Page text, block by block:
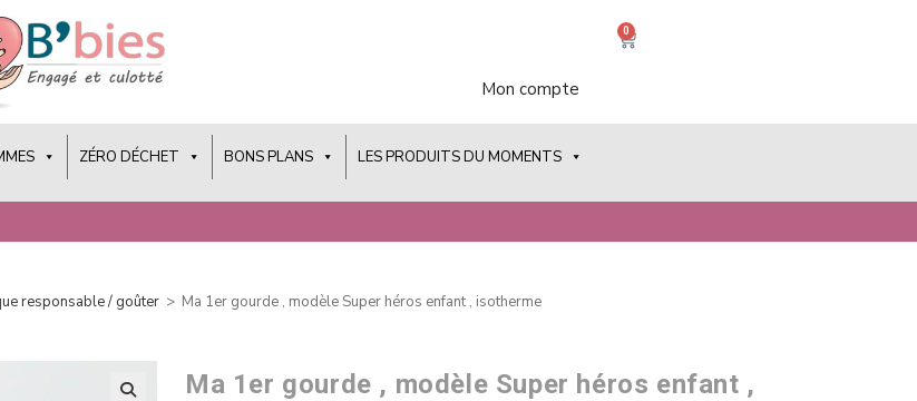
Mon compte
0
ZÉRO DÉCHET BONS PLANS LES PRODUITS DU MOMENTS
responsable / goûter > Ma 1er gourde , modèle Super héros enfant , isotherme
Ma 1er gourde , modèle Super héros enfant ,